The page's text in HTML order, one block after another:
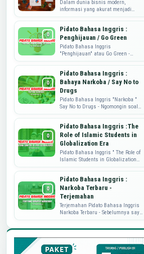
Dalam dunia bisnis modern,
informasi yang akurat menjadi
kunci utama dalam merumuskan
dan memahami kebutuhan...
Pidato Bahasa Inggris :
Penghijauan / Go Green
Pidato Bahasa Inggris
"Penghijauan" atau Go Green -
Sahabat Dataguru.web.id, pidato
dari mbak ...
Pidato Bahasa Inggris :
Bahaya Narkoba / Say No to
Drugs
Pidato Bahasa Inggris "Narkoba "
Say No to Drugs - Ngomongin soal
Narkoba nih, memang sungguh
wujud ...
Pidato Bahasa Inggris :The
Role of Islamic Students in
Globalization Era
Pidato Bahasa Inggris " The Role of
Islamic Students in Globalization
Era" Pidato Bahasa Inggris kali ini
Pidato Bahasa Inggris :
Narkoba Terbaru -
Terjemahan
Terjemahan Pidato Bahasa Inggris
Narkoba Terbaru - Sebelumnya saya
sudah pernah publish perihal Pidato
Bahasa Inggris tentang Narkoba.